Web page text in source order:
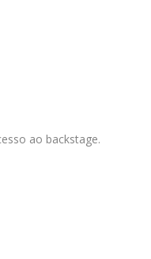
ao backstage.